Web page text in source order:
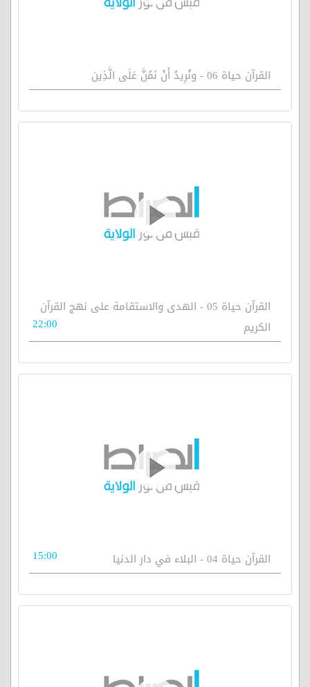
القرآن حياة 06 - ونُرِيدُ أَنْ نَمُنَّ عَلَى الَّذِين
القرآن حياة 05 - الهدى والاستقامة على نهج القرآن
الكريم
22:00
القرآن حياة 04 - البلاء في دار الدنيا 15:00